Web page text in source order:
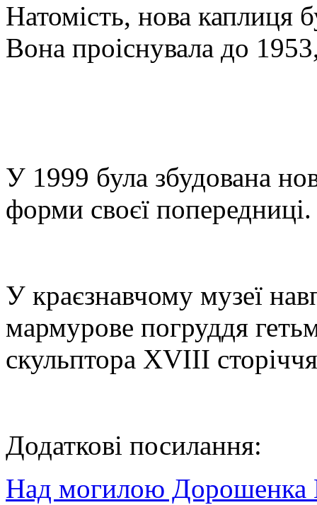
Натомість, нова каплиця
Вона проіснувала до
У 1999 була збудована
форми своєї попередниці.
У краєзнавчому музеї
мармурове погруддя
скульптора XVIII
Додаткові посилання:
Над могилою Дорошенка